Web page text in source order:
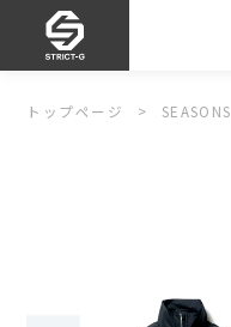
トップページ SEASONS